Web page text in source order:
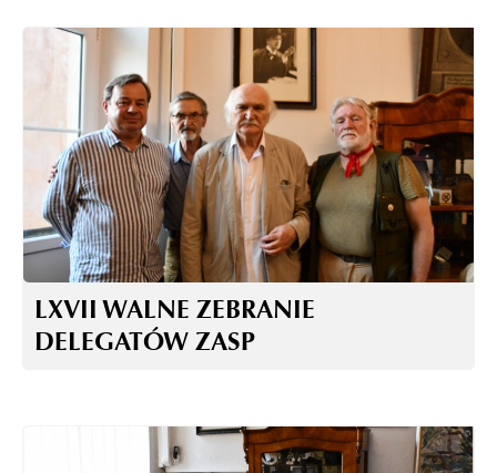
LXVII WALNE ZEBRANIE
DELEGATÓW ZASP